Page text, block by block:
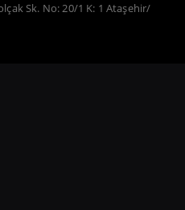
Sk. No: 20/1 K: 1 Ataşehir/